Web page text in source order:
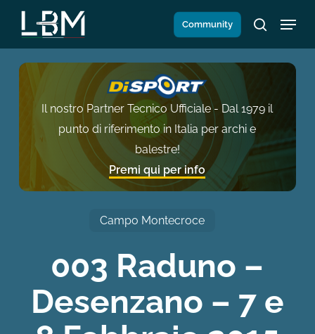
Salta
contenuto
principale
Community
search
Menu
Il nostro Partner Tecnico Ufficiale - Dal 1979 il
punto di riferimento in Italia per archi e
balestre!
Premi qui per info
Campo Montecroce
003 Raduno –
Desenzano – 7 e